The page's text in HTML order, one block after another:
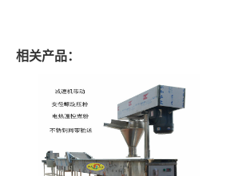
相关产品：